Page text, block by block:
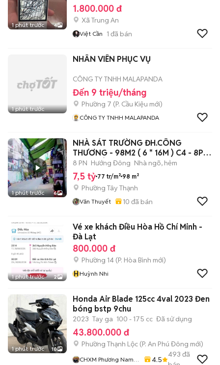
1 phút trước 4
1.800.000 đ
Xã Trung An
Việt Cần 1 đã bán
1 phút trước
NHÂN VIÊN PHỤC VỤ
CÔNG TY TNHH MALAPANDA
Đến 9 triệu/tháng
Phường 7 (P. Cầu Kiệu mới)
CÔNG TY TNHH MALAPANDA
1 phút trước 6
NHÀ SÁT TRƯỜNG ĐH.CÔNG
THƯƠNG - 98M2 ( 6 * 16M ) C4 - 8P
FUN KHÁCH
8 PN Hướng Đông Nhà ngõ, hẻm
7,5 tỷ 77 tr/m² 98 m²
Phường Tây Thạnh
Văn Thuyết 10 đã bán
1 phút trước 2
Vé xe khách Điều Hòa Hồ Chí Minh -
Đà Lạt
800.000 đ
Phường 14 (P. Hòa Bình mới)
HHuỳnh Nhi
1 phút trước 10
Honda Air Blade 125cc 4val 2023 Đen
bóng bstp 9chu
2023 Tay ga 100 - 175 cc Đã sử dụng
43.800.000 đ
Phường Thạnh Lộc (P. An Phú Đông mới)
CHXM Phương Nam
4.5
493 đã